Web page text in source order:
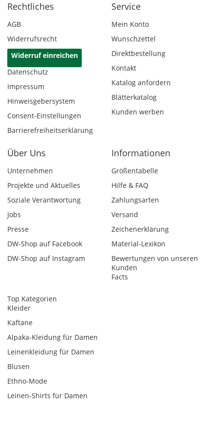
Rechtliches
AGB
Widerrufsrecht
Widerruf einreichen
Datenschutz
Impressum
Hinweisgebersystem
Consent-Einstellungen
Barrierefreiheitserklärung
Service
Mein Konto
Wunschzettel
Direktbestellung
Kontakt
Katalog anfordern
Blätterkatalog
Kunden werben
Über Uns
Unternehmen
Projekte und Aktuelles
Soziale Verantwortung
Jobs
Presse
DW-Shop auf Facebook
DW-Shop auf Instagram
Informationen
Größentabelle
Hilfe & FAQ
Zahlungsarten
Versand
Zeichenerklärung
Material-Lexikon
Bewertungen von unseren
Kunden
Facts
Top Kategorien
Kleider
Kaftane
Alpaka-Kleidung für Damen
Leinenkleidung für Damen
Blusen
Ethno-Mode
Leinen-Shirts für Damen